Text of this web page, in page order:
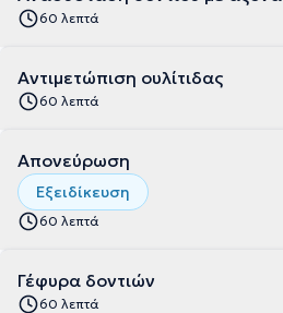
60 λεπτά
Αντιμετώπιση ουλίτιδας
60 λεπτά
Απονεύρωση
Εξειδίκευση
60 λεπτά
Γέφυρα δοντιών
60 λεπτά